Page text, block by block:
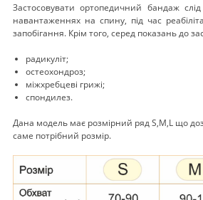
Застосовувати ортопедичний бандаж
навантаженнях на спину, під час
запобігання. Крім того, серед показань до
радикуліт;
остеохондроз;
міжхребцеві грижі;
спондилез.
Дана модель має розмірний ряд S,M,L що
саме потрібний розмір.